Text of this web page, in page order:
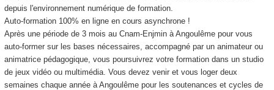
depuis l'environnement numérique de formation.
Auto-formation 100% en ligne en cours asynchrone !
Après une période de 3 mois au Cnam-Enjmin à Angoulême pour vous
auto-former sur les bases nécessaires, accompagné par un animateur ou
animatrice pédagogique, vous poursuivrez votre formation dans un studio
de jeux vidéo ou multimédia. Vous devez venir et vous loger deux
semaines chaque année à Angoulême pour les soutenances et cycles de